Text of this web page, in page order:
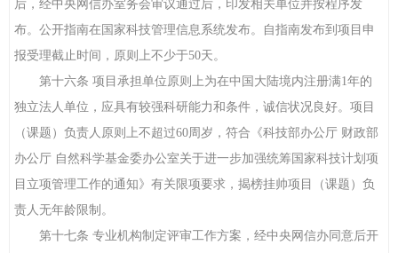
后，经中央网信办室务会审议通过后，印发相关单位并按程序发
布。公开指南在国家科技管理信息系统发布。自指南发布到项目申
报受理截止时间，原则上不少于50天。
第十六条 项目承担单位原则上为在中国大陆境内注册满1年的
独立法人单位，应具有较强科研能力和条件，诚信状况良好。项目
（课题）负责人原则上不超过60周岁，符合《科技部办公厅 财政部
办公厅 自然科学基金委办公室关于进一步加强统筹国家科技计划项
目立项管理工作的通知》有关限项要求，揭榜挂帅项目（课题）负
责人无年龄限制。
第十七条 专业机构制定评审工作方案，经中央网信办同意后开